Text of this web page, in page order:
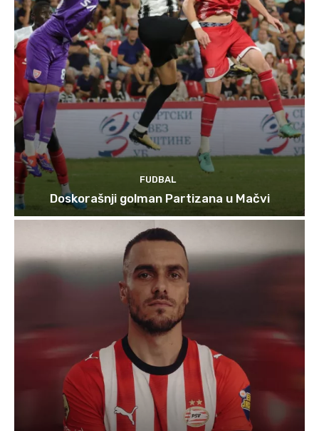
FUDBAL
Doskorašnji golman Partizana u Mačvi